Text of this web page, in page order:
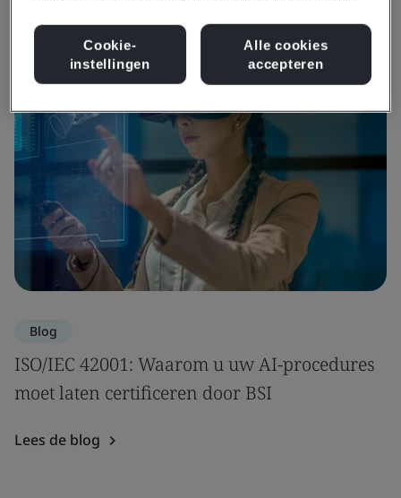
Blog
ISO/IEC 42001: Waarom u uw AI-procedures
moet laten certificeren door BSI
Lees de blog
Cookie-
instellingen
Alle cookies
accepteren